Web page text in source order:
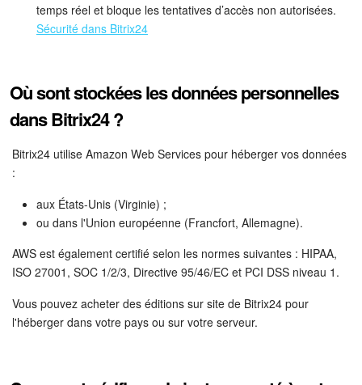
Paramètres
Téléphonie
Questions générales
On-Premise de Bitrix24
COMPTE GRATUIT
temps réel et bloque les tentatives d’accès non autorisées.
Sécurité dans Bitrix24
Où sont stockées les données personnelles
dans Bitrix24 ?
Bitrix24 utilise Amazon Web Services pour héberger vos données
:
aux États-Unis (Virginie) ;
ou dans l'Union européenne (Francfort, Allemagne).
AWS est également certifié selon les normes suivantes : HIPAA,
ISO 27001, SOC 1/2/3, Directive 95/46/EC et PCI DSS niveau 1.
Vous pouvez acheter des éditions sur site de Bitrix24 pour
l'héberger dans votre pays ou sur votre serveur.